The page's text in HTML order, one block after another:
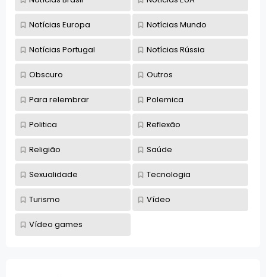
Notícias Europa Notícias Mundo
Notícias Portugal Notícias Rússia
Obscuro Outros
Para relembrar Polemica
Politica Reflexão
Religião Saúde
Sexualidade Tecnologia
Turismo Vídeo
Vídeo games